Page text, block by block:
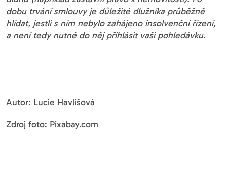
dobu trvání smlouvy je důležité dlužníka průběžně
hlídat, jestli s ním nebylo zahájeno insolvenční řízení,
a není tedy nutné do něj přihlásit vaši pohledávku.
Autor: Lucie Havlišová
Zdroj foto: Pixabay.com